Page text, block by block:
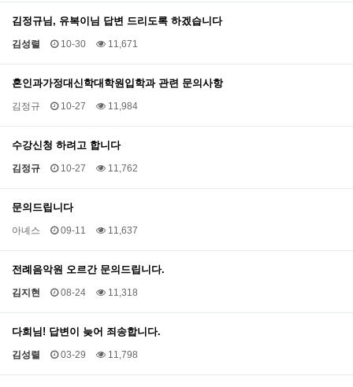
김정규님, 유복이님 답변 드리도록 하겠습니다
김성렬 10-30 11,671
혼인과가정대신학대학원입학과 관련 문의사항
김정규 10-27 11,984
수강신청 하려고 합니다
김정규 10-27 11,762
문의드립니다
아녜스 09-11 11,637
전례음악원 오르간 문의드립니다.
김지현 08-24 11,318
다희님! 답변이 늦어 죄송합니다.
김성렬 03-29 11,798